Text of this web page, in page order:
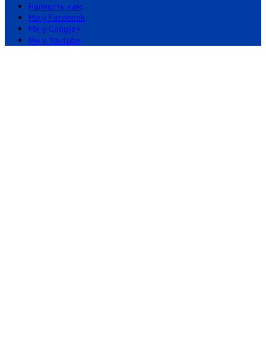
Напишіть нам
Ми у Facebook
Ми у Google+
Ми у Youtube